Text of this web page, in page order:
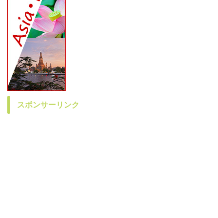
スポンサーリンク